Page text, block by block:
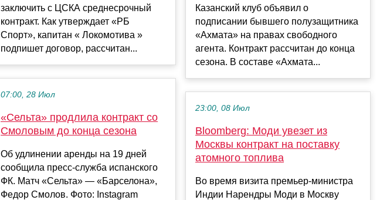
заключить с ЦСКА среднесрочный
контракт. Как утверждает «РБ
Спорт», капитан « Локомотива »
подпишет договор, рассчитан...
07:00, 28 Июл
«Сельта» продлила контракт со
Смоловым до конца сезона
Об удлинении аренды на 19 дней
сообщила пресс-служба испанского
ФК. Матч «Сельта» — «Барселона»,
Федор Смолов. Фото: Instagram
Казанский клуб объявил о
подписании бывшего полузащитника
«Ахмата» на правах свободного
агента. Контракт рассчитан до конца
сезона. В составе «Ахмата...
23:00, 08 Июл
Bloomberg: Моди увезет из
Москвы контракт на поставку
атомного топлива
Во время визита премьер-министра
Индии Нарендры Моди в Москву